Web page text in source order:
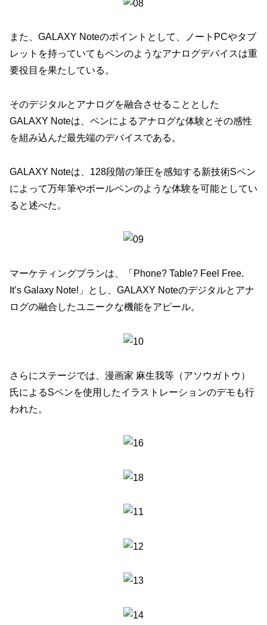
また、GALAXY Noteのポイントとして、ノートPCやタブ
レットを持っていてもペンのようなアナログデバイスは重
要役目を果たしている。
そのデジタルとアナログを融合させることとした
GALAXY Noteは、ペンによるアナログな体験とその感性
を組み込んだ最先端のデバイスである。
GALAXY Noteは、128段階の筆圧を感知する新技術Sペン
によって万年筆やボールペンのような体験を可能としてい
ると述べた。
マーケティングプランは、「Phone? Table? Feel Free.
It’s Galaxy Note!」とし、GALAXY Noteのデジタルとアナ
ログの融合したユニークな機能をアピール。
さらにステージでは、漫画家 麻生我等（アソウガトウ）
氏によるSペンを使用したイラストレーションのデモも行
われた。